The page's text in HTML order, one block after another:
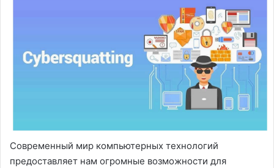
Современный мир компьютерных технологий
предоставляет нам огромные возможности для